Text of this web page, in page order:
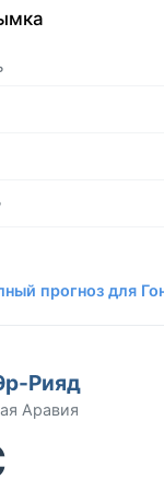
прогноз для
Рияд
Аравия